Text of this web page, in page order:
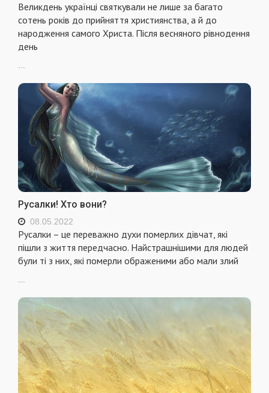
Великдень українці святкували не лише за багато
сотень років до прийняття християнства, а й до
народження самого Христа. Після весняного рівнодення
день
Русалки! Хто вони?
08.05.2022
Русалки – це переважно духи померлих дівчат, які
пішли з життя передчасно. Найстрашнішими для людей
були ті з них, які померли ображеними або мали злий